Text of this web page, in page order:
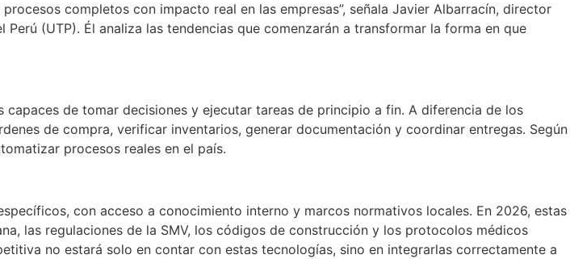
completos con impacto real en las empresas”, señala Javier Albarracín, director
(UTP). Él analiza las tendencias que comenzarán a transformar la forma en que
de tomar decisiones y ejecutar tareas de principio a fin. A diferencia de los
de compra, verificar inventarios, generar documentación y coordinar entregas. Según
procesos reales en el país.
con acceso a conocimiento interno y marcos normativos locales. En 2026, estas
las regulaciones de la SMV, los códigos de construcción y los protocolos médicos
no estará solo en contar con estas tecnologías, sino en integrarlas correctamente a